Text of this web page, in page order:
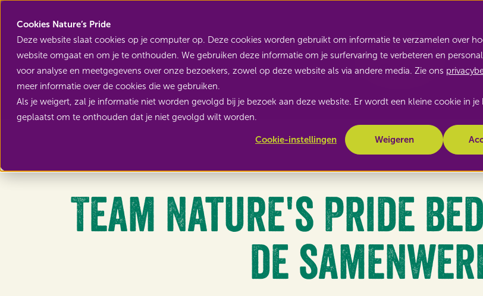
Cookies Nature’s Pride
Deze website slaat cookies op je computer op. Deze cookies worden gebruikt om informatie te verzamelen over
website omgaat en om je te onthouden. We gebruiken deze informatie om je surfervaring te verbeteren en
voor analyse en meetgegevens over onze bezoekers, zowel op deze website als via andere media. Zie ons
meer informatie over de cookies die we gebruiken.
Als je weigert, zal je informatie niet worden gevolgd bij je bezoek aan deze website. Er wordt een kleine cookie in je
geplaatst om te onthouden dat je niet gevolgd wilt worden.
Cookie-instellingen Weigeren
Terug naar Home
Team Nature's Pride
de